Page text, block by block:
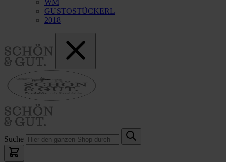
WM
GUSTOSTÜCKERL
2018
Suche